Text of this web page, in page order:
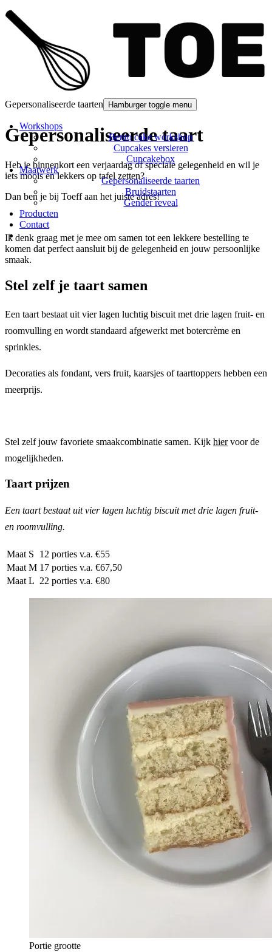
Gepersonaliseerde taarten
Workshops
Bento cake workshop
Cupcakes versieren
Cupcakebox
Maatwerk
Gepersonaliseerde taarten
Bruidstaarten
Gender reveal
Producten
Contact
Hamburger toggle menu
Gepersonaliseerde taart
Heb je binnenkort een verjaardag of speciale gelegenheid en wil je
iets moois en lekkers op tafel zetten?
Dan ben je bij Toeff aan het juiste adres!
Ik denk graag met je mee om samen tot een lekkere bestelling te
komen dat perfect aansluit bij de gelegenheid en jouw persoonlijke
smaak.
Stel zelf je taart samen
Een taart bestaat uit vier lagen luchtig biscuit met drie lagen fruit- en
roomvulling en wordt standaard afgewerkt met botercrème en
sprinkles.
Decoraties als fondant, vers fruit, kaarsjes of taarttoppers hebben een
meerprijs.
Stel zelf jouw favoriete smaakcombinatie samen. Kijk hiervoor de
mogelijkheden.
Taart prijzen
Een taart bestaat uit vier lagen luchtig biscuit met drie lagen fruit-
en roomvulling.
Maat S 12 porties v.a. €55
Maat M 17 porties v.a. €67,50
Maat L 22 porties v.a. €80
Portie grootte